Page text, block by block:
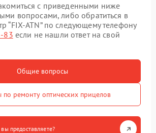
с приведенными ниже
вопросами, либо обратиться в
“FIX-ATN” по следующему телефону
83 если не нашли ответ на свой
Общие вопросы
по ремонту оптических прицелов
предоставляете?